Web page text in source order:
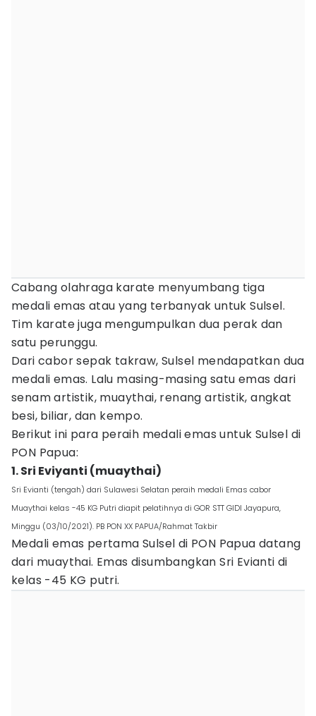
Cabang olahraga karate menyumbang tiga
medali emas atau yang terbanyak untuk Sulsel.
Tim karate juga mengumpulkan dua perak dan
satu perunggu.
Dari cabor sepak takraw, Sulsel mendapatkan dua
medali emas. Lalu masing-masing satu emas dari
senam artistik, muaythai, renang artistik, angkat
besi, biliar, dan kempo.
Berikut ini para peraih medali emas untuk Sulsel di
PON Papua:
1. Sri Eviyanti (muaythai)
Sri Evianti (tengah) dari Sulawesi Selatan peraih medali Emas cabor
Muaythai kelas -45 KG Putri diapit pelatihnya di GOR STT GIDI Jayapura,
Minggu (03/10/2021). PB PON XX PAPUA/Rahmat Takbir
Medali emas pertama Sulsel di PON Papua datang
dari muaythai. Emas disumbangkan Sri Evianti di
kelas -45 KG putri.